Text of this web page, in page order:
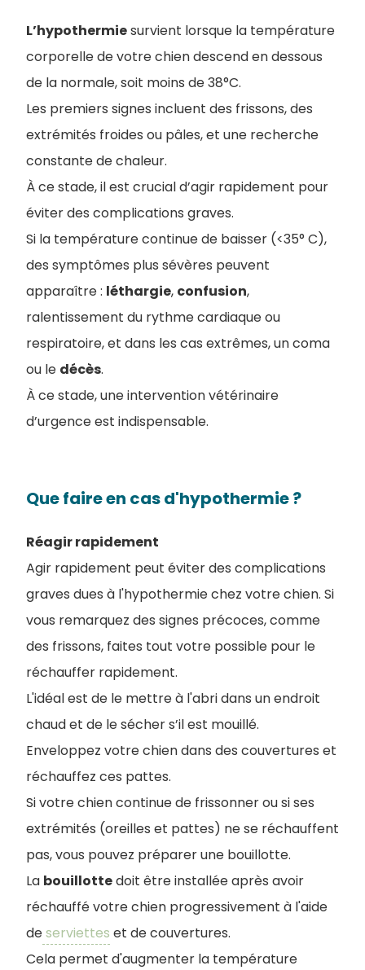
L’hypothermiesurvient lorsque la température
corporelle de votre chien descend en dessous
de la normale, soit moins de 38°C.
Les premiers signes incluent des frissons, des
extrémités froides ou pâles, et une recherche
constante de chaleur.
À ce stade, il est crucial d’agir rapidement pour
éviter des complications graves.
Si la température continue de baisser (<35° C),
des symptômes plus sévères peuvent
apparaître : léthargie, confusion,
ralentissement du rythme cardiaque ou
respiratoire, et dans les cas extrêmes, un coma
ou le décès.
À ce stade, une intervention vétérinaire
d’urgence est indispensable.
Que faire en cas d'hypothermie ?
Réagir rapidement
Agir rapidement peut éviter des complications
graves dues à l'hypothermie chez votre chien. Si
vous remarquez des signes précoces, comme
des frissons, faites tout votre possible pour le
réchauffer rapidement.
L'idéal est de le mettre à l'abri dans un endroit
chaud et de le sécher s’il est mouillé.
Enveloppez votre chien dans des couvertures et
réchauffez ces pattes.
Si votre chien continue de frissonner ou si ses
extrémités (oreilles et pattes) ne se réchauffent
pas, vous pouvez préparer une bouillotte.
La bouillottedoit être installée après avoir
réchauffé votre chien progressivement à l'aide
deserviettes et de couvertures.
Cela permet d'augmenter la température